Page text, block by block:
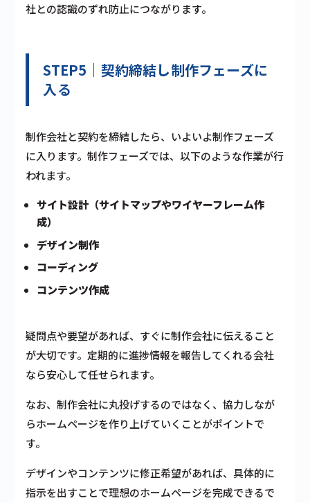
社との認識のずれ防止につながります。
STEP5｜契約締結し制作フェーズに
入る
制作会社と契約を締結したら、いよいよ制作フェーズ
に入ります。制作フェーズでは、以下のような作業が行
われます。
サイト設計（サイトマップやワイヤーフレーム作
成）
デザイン制作
コーディング
コンテンツ作成
疑問点や要望があれば、すぐに制作会社に伝えること
が大切です。定期的に進捗情報を報告してくれる会社
なら安心して任せられます。
なお、制作会社に丸投げするのではなく、協力しなが
らホームページを作り上げていくことがポイントで
す。
デザインやコンテンツに修正希望があれば、具体的に
指示を出すことで理想のホームページを完成できるで